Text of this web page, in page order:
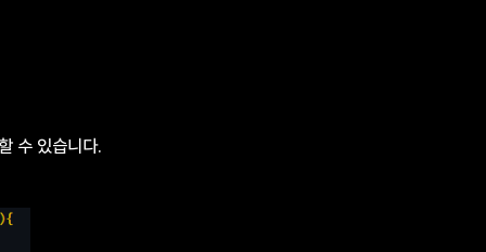
수 있습니다.